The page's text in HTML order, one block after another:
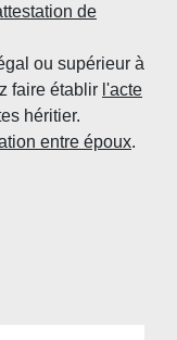
de
ou supérieur à
faire établir l'acte
héritier.
entre époux.